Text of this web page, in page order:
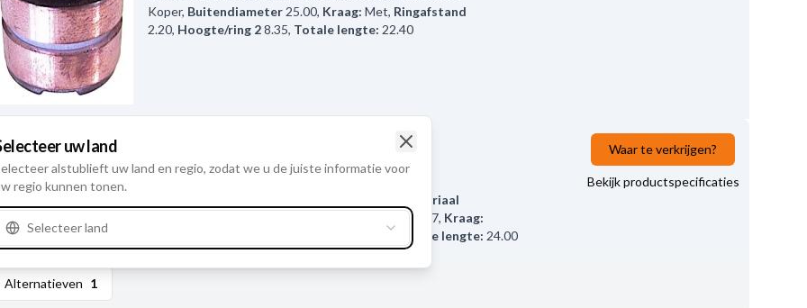
Koper, Buitendiameter 25.00, Kraag: Met, Ringafstand
2.20, Hoogte/ring 28.35, Totale lengte: 22.40
Gebruiksnummer132642
Materiaal
A127, Kraag:
8.50 Totale lengte: 24.00
Waar te verkrijgen?
Bekijk productspecificaties
Alternatieven 1
uw land
alstublieft uw land en regio, zodat we u de juiste informatie voor
regio kunnen tonen.
Selecteer land